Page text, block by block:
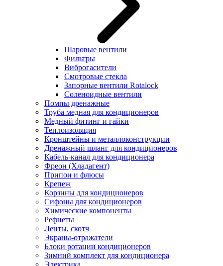
Шаровые вентили
Фильтры
Виброгасители
Смотровые стекла
Запорные вентили Rotalock
Соленоидные вентили
Помпы дренажные
Труба медная для кондиционеров
Медный фитинг и гайки
Теплоизоляция
Кронштейны и металлоконструкции
Дренажный шланг для кондиционеров
Кабель-канал для кондиционера
Фреон (Хладагент)
Припои и флюсы
Крепеж
Корзины для кондиционеров
Сифоны для кондиционеров
Химические компоненты
Рефнеты
Ленты, скотч
Экраны-отражатели
Блоки ротации кондиционеров
Зимний комплект для кондиционера
Электрика